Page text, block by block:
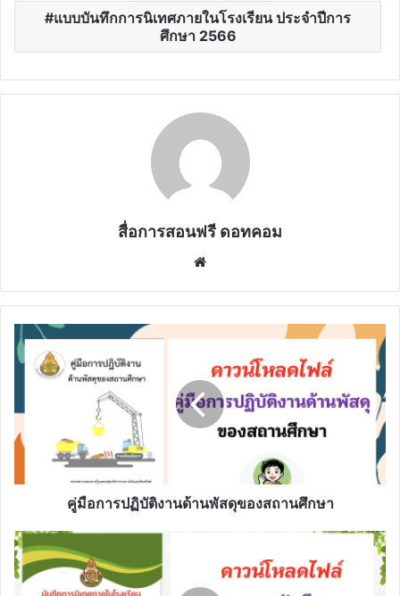
แบบบันทึกการนิเทศภายในโรงเรียน ประจำปีการ
ศึกษา 2566
สื่อการสอนฟรี ดอทคอม
คู่มือ
การ
ปฏิบัติ
ของ
ศึกษา
คู่มือการปฏิบัติงานด้านพัสดุของสถานศึกษา
แบ่ง
ปัน
ไฟล์